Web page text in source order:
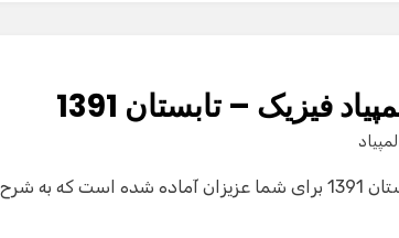
فیزیک – تابستان 1391
المپیاد
اعلام مدال هاي كشوري المپیاد فیزیک – تابستان 1391 برای شما عزیزان آماده شده است که به شرح
گفت‌وگو با دستیار هوشمند